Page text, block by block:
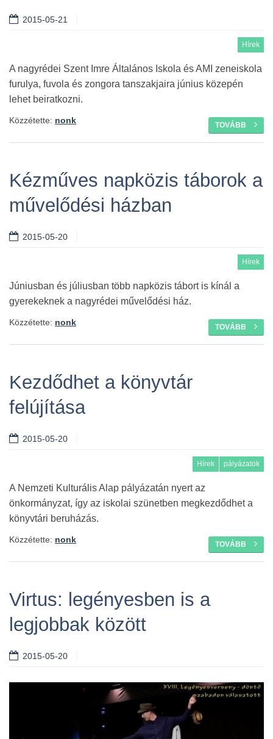
2015-05-21
Hírek
A nagyrédei Szent Imre Általános Iskola és AMI zeneiskola
furulya, fuvola és zongora tanszakjaira június közepén
lehet beiratkozni.
TOVÁBB
Közzétette: nonk
Kézműves napközis táborok a
művelődési házban
2015-05-20
Hírek
Júniusban és júliusban több napközis tábort is kínál a
gyerekeknek a nagyrédei művelődési ház.
TOVÁBB
Közzétette: nonk
Kezdődhet a könyvtár
felújítása
2015-05-20
Hírek pályázatok
A Nemzeti Kulturális Alap pályázatán nyert az
önkormányzat, így az iskolai szünetben megkezdődhet a
könyvtári beruházás.
TOVÁBB
Közzétette: nonk
Virtus: legényesben is a
legjobbak között
2015-05-20